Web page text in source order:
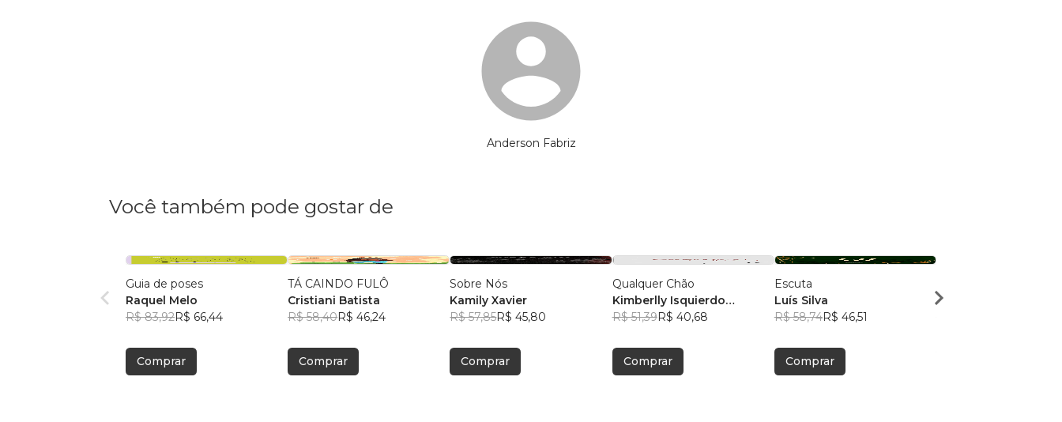
Anderson Fabriz
Você também pode gostar de
Guia de poses
Raquel Melo
R$ 83,92R$ 66,44
Comprar
TÁ CAINDO FULÔ
Cristiani Batista
R$ 58,40R$ 46,24
Comprar
Sobre Nós
Kamily Xavier
R$ 57,85R$ 45,80
Comprar
Qualquer Chão
Kimberlly Isquierdo
Bongalhardo
R$ 51,39R$ 40,68
Comprar
Escuta
Luís Silva
R$ 58,74R$ 46,51
Comprar
Rodeck